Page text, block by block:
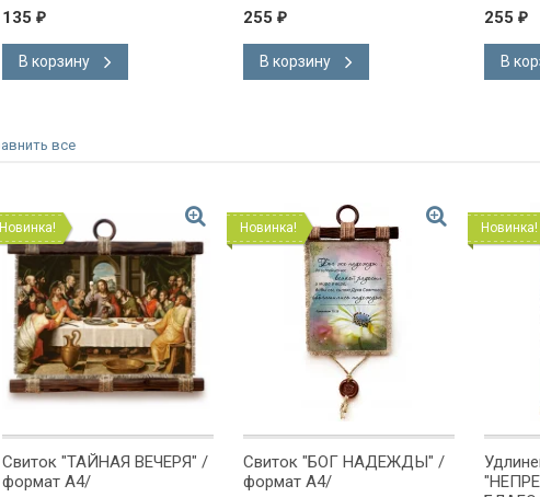
135 ₽
В корзину
255 ₽
В корзину
255 ₽
В
Новинка!
Свиток "ТАЙНАЯ ВЕЧЕРЯ" /
формат А4/
Новинка!
Свиток "БОГ НАДЕЖДЫ" /
формат А4/
Новинка!